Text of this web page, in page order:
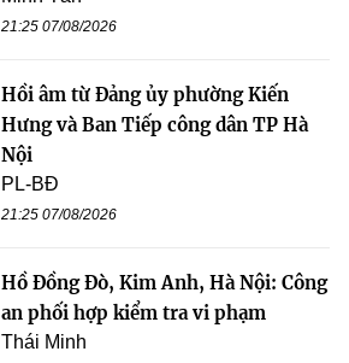
21:25 07/08/2026
Hồi âm từ Đảng ủy phường Kiến
Hưng và Ban Tiếp công dân TP Hà
Nội
PL-BĐ
21:25 07/08/2026
Hồ Đồng Đò, Kim Anh, Hà Nội: Công
an phối hợp kiểm tra vi phạm
Thái Minh